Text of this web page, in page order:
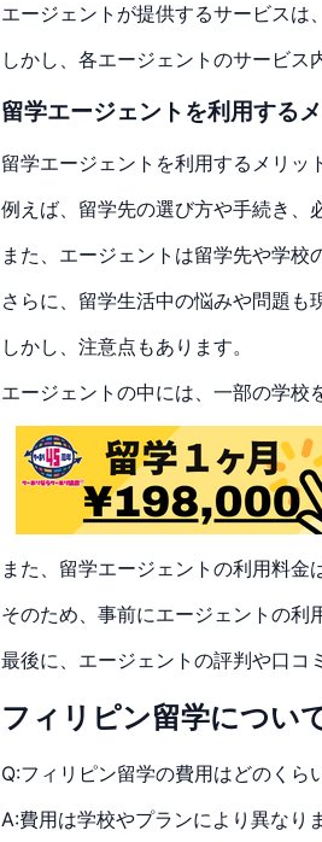
エージェントが提供するサービスは
しかし、各エージェントのサービス
留学エージェントを利用する
留学エージェントを利用するメリッ
例えば、留学先の選び方や手続き、
また、エージェントは留学先や学校
さらに、留学生活中の悩みや問題も
しかし、注意点もあります。
エージェントの中には、一部の学校
また、留学エージェントの利用料金
そのため、事前にエージェントの利
最後に、エージェントの評判や口コ
フィリピン留学につい
Q:フィリピン留学の費用はどのくら
A:費用は学校やプランにより異なり